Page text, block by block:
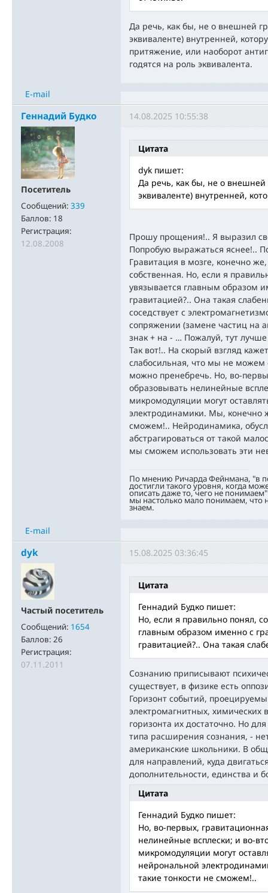
Да речь, как бы, не о внешней
эквиваленте) внутренней,
притяжение, или наоборот
годятся на роль эквивалента.
E-mail
Геннадий Будко
Посетитель
Сообщений: 339
Баллов: 18
Регистрация:
12.08.2008
14.08.2025 10:55:38
Цитата
dyk пишет:
Да речь, как бы, не о внешней
эквиваленте) внутренней,
Прошу прощения!.. Я выразил
Попробую выражаться яснее!..
Гравитация в мозге, конечно
собственная. Но, если я
увязывается главным образом
гравитацией?.. Она такая
соседствует с
сопряжении (замене частиц на
знак + на - … Пожалуй, тут лучше
Так вот!.. На скорый взгляд
слабосильная, что мы не можем
можно пренебречь. Но, во-
образовывать нелинейные
микромодуляции могут
электродинамики. Мы, конечно
сможем!.. Нейродинамика,
абстрагироваться от такой
мы сможем использовать эти
По мнению Ричарда Фейнмана, "в
достигли такого уровня, когда
описать даже то, чего не
мы настолько мало понимаем, что
знаем.
E-mail
dyk
Частый посетитель
Сообщений: 1654
Баллов: 26
Регистрация:
07.11.2011
15.08.2025 03:36:45
Цитата
Геннадий Будко пишет:
Но, если я правильно понял,
главным образом именно с
гравитацией?.. Она такая
Сознанию приписывают
существует, в физике есть
Горизонт событий,
электромагнитных, химических
горизонта их достаточно. Но
типа расширения сознания, -
американские школьники. В
для направлений, куда
дополнительности, единства и
Цитата
Геннадий Будко пишет:
Но, во-первых,
нелинейные всплески; и во-
микромодуляции могут
нейрональной
такие тонкости не сможем!..